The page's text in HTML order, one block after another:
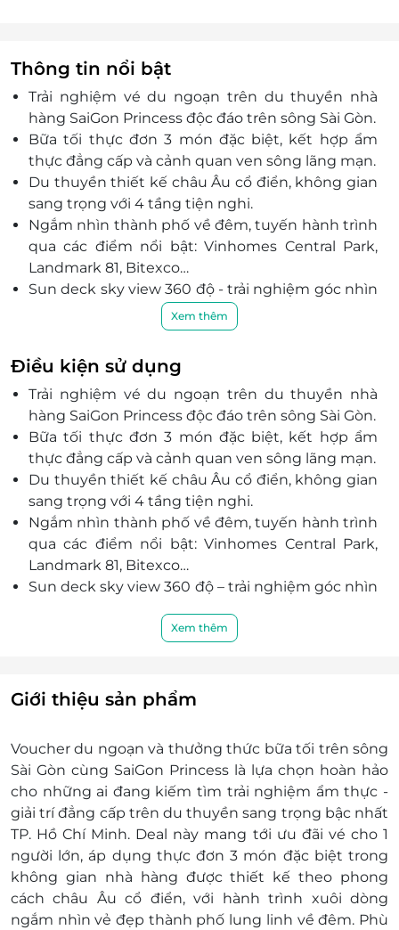
Thông tin nổi bật
Trải nghiệm vé du ngoạn trên du thuyền nhà
hàng SaiGon Princess độc đáo trên sông Sài Gòn.
Bữa tối thực đơn 3 món đặc biệt, kết hợp ẩm
thực đẳng cấp và cảnh quan ven sông lãng mạn.
Du thuyền thiết kế châu Âu cổ điển, không gian
sang trọng với 4 tầng tiện nghi.
Ngắm nhìn thành phố về đêm, tuyến hành trình
qua các điểm nổi bật: Vinhomes Central Park,
Landmark 81, Bitexco…
Sun deck sky view 360 độ - trải nghiệm góc nhìn
toàn cảnh thành phố và sông nước.
Đội ngũ phục vụ chuyên nghiệp, nhà hàng trên
tàu mang lại cảm giác riêng tư, đẳng cấp.
Khám phá không gian nghệ thuật: nhạc sống,
khiêu vũ, các chương trình biểu diễn theo lịch
trình.
Đặt deal trên LifeLink, nhận voucher ưu đãi
nhanh chóng, giữ chỗ dễ dàng cho dịp đặc biệt.
Xem thêm
Điều kiện sử dụng
Trải nghiệm vé du ngoạn trên du thuyền nhà
hàng SaiGon Princess độc đáo trên sông Sài Gòn.
Bữa tối thực đơn 3 món đặc biệt, kết hợp ẩm
thực đẳng cấp và cảnh quan ven sông lãng mạn.
Du thuyền thiết kế châu Âu cổ điển, không gian
sang trọng với 4 tầng tiện nghi.
Ngắm nhìn thành phố về đêm, tuyến hành trình
qua các điểm nổi bật: Vinhomes Central Park,
Landmark 81, Bitexco…
Sun deck sky view 360 độ – trải nghiệm góc nhìn
Đội ngũ phục vụ chuyên nghiệp, nhà hàng trên
khiêu vũ, các chương trình biểu diễn theo lịch
nhanh chóng, giữ chỗ dễ dàng cho dịp đặc biệt.
Xem thêm
Giới thiệu sản phẩm
Voucher du ngoạn và thưởng thức bữa tối trên sông
Sài Gòn cùng SaiGon Princess là lựa chọn hoàn hảo
cho những ai đang kiếm tìm trải nghiệm ẩm thực -
giải trí đẳng cấp trên du thuyền sang trọng bậc nhất
TP. Hồ Chí Minh. Deal này mang tới ưu đãi vé cho 1
người lớn, áp dụng thực đơn 3 món đặc biệt trong
không gian nhà hàng được thiết kế theo phong
cách châu Âu cổ điển, với hành trình xuôi dòng
ngắm nhìn vẻ đẹp thành phố lung linh về đêm. Phù